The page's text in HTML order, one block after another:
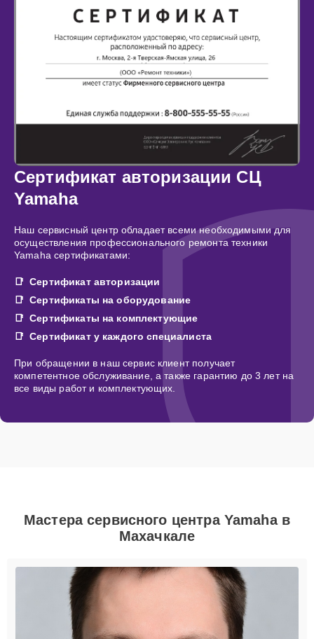
Сертификат авторизации СЦ
Yamaha
Наш сервисный центр обладает всеми необходимыми для
осуществления профессионального ремонта техники
Yamaha сертификатами:
Сертификат авторизации
Сертификаты на оборудование
Сертификаты на комплектующие
Сертификат у каждого специалиста
При обращении в наш сервис клиент получает
компетентное обслуживание, а также гарантию до 3 лет на
все виды работ и комплектующих.
Мастера сервисного центра Yamaha в
Махачкале